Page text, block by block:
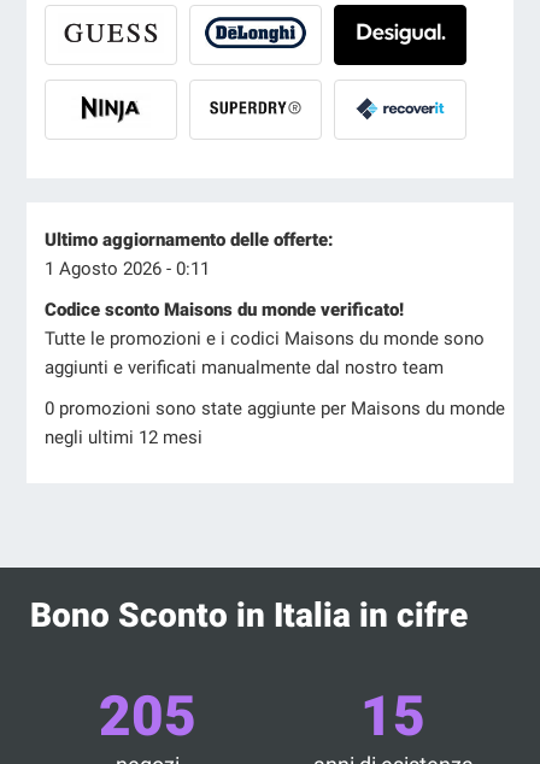
Ultimo aggiornamento delle offerte:
1 Agosto 2026 - 0:11
Codice sconto Maisons du monde verificato!
Tutte le promozioni e i codici Maisons du monde sono
aggiunti e verificati manualmente dal nostro team
0 promozioni sono state aggiunte per Maisons du monde
negli ultimi 12 mesi
Bono Sconto in Italia in cifre
205 15